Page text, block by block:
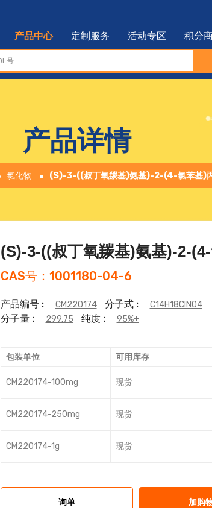
产品中心 定制服务 活动专区 积分
产品详情
氯化物 (S)-3-((叔丁氧羰基)氨基)-2-(4-氯苯基)
(S)-3-((叔丁氧羰基)氨基)-2-
CAS号：1001180-04-6
产品编号 : CM220174 分子式 : C14H18ClNO4
分子量 : 299.75 纯度 : 95%+
包装单位 可用库存
CM220174-100mg 现货
CM220174-250mg 现货
CM220174-1g 现货
询单 加购